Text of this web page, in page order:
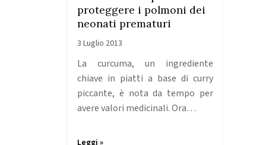
proteggere i polmoni dei
neonati prematuri
3 Luglio 2013
La curcuma, un ingrediente
chiave in piatti a base di curry
piccante, è nota da tempo per
avere valori medicinali. Ora…
Leggi »